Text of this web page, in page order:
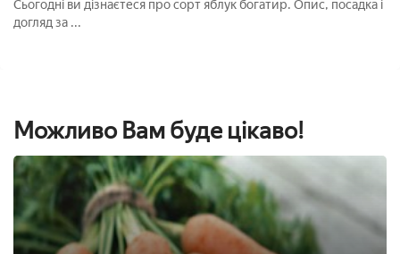
Сьогодні ви дізнаєтеся про сорт яблук богатир. Опис, посадка і
догляд за ...
Можливо Вам буде цікаво!